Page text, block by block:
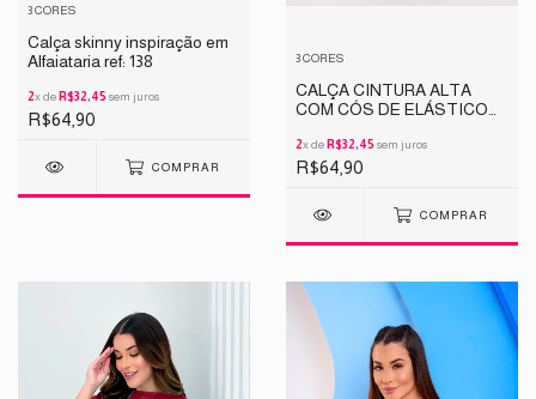
3 CORES
Calça skinny inspiração em
Alfaiataria ref: 138
2x de R$32,45 sem juros
R$64,90
COMPRAR
3 CORES
CALÇA CINTURA ALTA
COM CÓS DE ELÁSTICO
2x de R$32,45 sem juros
R$64,90
COMPRAR